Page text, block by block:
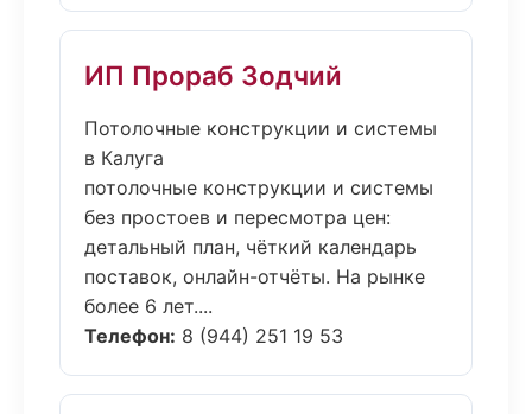
ИП Прораб Зодчий
Потолочные конструкции и системы
в Калуга
потолочные конструкции и системы
без простоев и пересмотра цен:
детальный план, чёткий календарь
поставок, онлайн-отчёты. На рынке
более 6 лет....
Телефон: 8 (944) 251 19 53